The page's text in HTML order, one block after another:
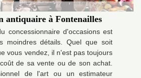
antiquaire à Fontenailles
concessionnaire d'occasions est
moindres détails. Quel que soit
vous vendez, il n'est pas toujours
de sa vente ou de son achat.
de l'art ou un estimateur